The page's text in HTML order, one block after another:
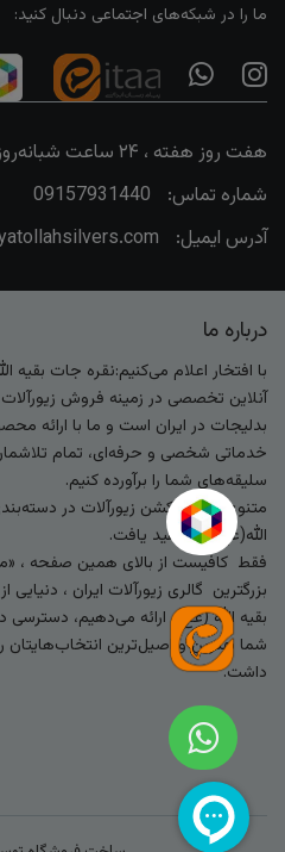
ما را در شبکه‌های اجتماعی دنبال کنید:
هفت روز هفته ، ۲۴ ساعت شبانه‌روز پاسخگوی شما هستیم
شماره تماس:
09157931440
آدرس ایمیل:
درباره ما
با افتخار اعلام می‌کنیم:نقره جات بقیه
آنلاین تخصصی در زمینه فروش
بدلیجات در ایران است و ما با ارائه
خدماتی شخصی و حرفه‌ای، تمام
سلیقه‌های شما را برآورده کنیم.
متنوع‌ترین کالکشن زیورآلات در
الله(عج) خواهید یافت.
فقط کافیست از بالای همین صفحه ،
بزرگترین گالری زیورآلات ایران ،
بقیه الله (عج) ارائه می‌دهیم، دسترسی
شما بهترین و اصیل‌ترین انتخاب‌هایتان
داشت.